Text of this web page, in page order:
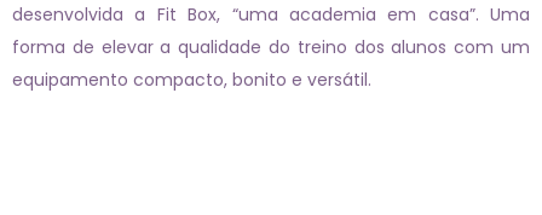
desenvolvida a Fit Box, “uma academia em casa”. Uma
forma de elevar a qualidade do treino dos alunos com um
equipamento compacto, bonito e versátil.